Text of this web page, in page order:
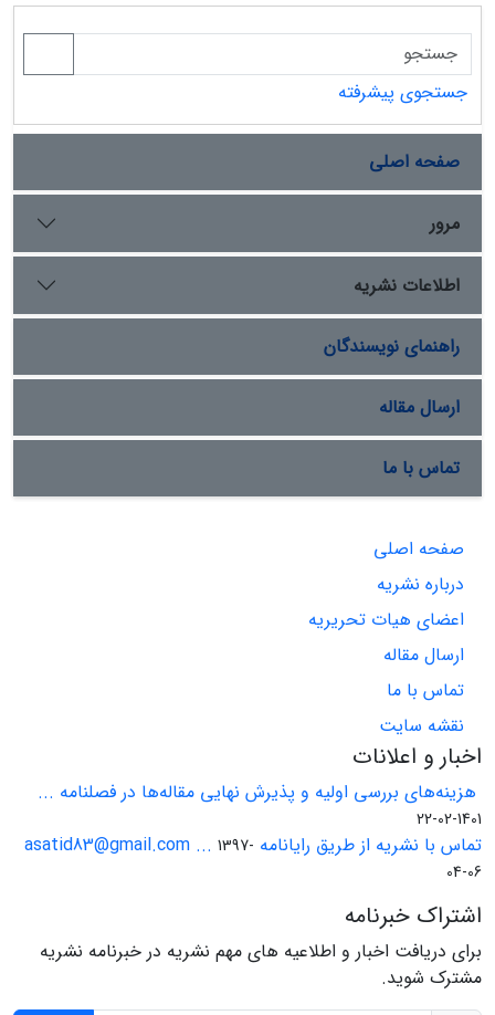
جستجوی پیشرفته
صفحه اصلی
مرور
اطلاعات نشریه
راهنمای نویسندگان
ارسال مقاله
تماس با ما
صفحه اصلی
درباره نشریه
اعضای هیات تحریریه
ارسال مقاله
تماس با ما
نقشه سایت
اخبار و اعلانات
هزینه‌های بررسی اولیه و پذیرش نهایی مقاله‌ها در فصلنامه ...
1401-02-22
تماس با نشریه از طریق رایانامه asatid83@gmail.com ... 1397-
04-06
اشتراک خبرنامه
برای دریافت اخبار و اطلاعیه های مهم نشریه در خبرنامه نشریه
مشترک شوید.